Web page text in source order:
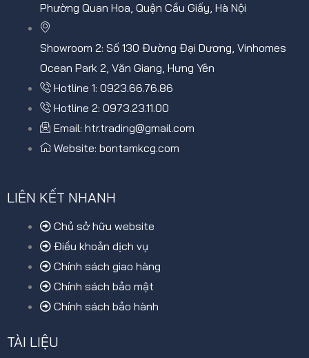
Phường Quan Hoa, Quận Cầu Giấy, Hà Nội
Showroom 2: Số 130 Đường Đại Dương, Vinhomes
Ocean Park 2, Văn Giang, Hưng Yên
Hotline 1: 0923.66.76.86
Hotline 2: 0973.23.11.00
Email: htr.trading@gmail.com
Website: bontamkcg.com
LIÊN KẾT NHANH
Chủ sở hữu website
Điều khoản dịch vụ
Chính sách giao hàng
Chính sách bảo mật
Chính sách bảo hành
TÀI LIỆU